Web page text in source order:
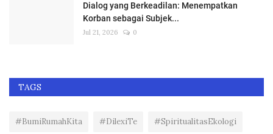
Dialog yang Berkeadilan: Menempatkan
Korban sebagai Subjek...
Jul 21, 2026 0
TAGS
#BumiRumahKita #DilexiTe #SpiritualitasEkologi